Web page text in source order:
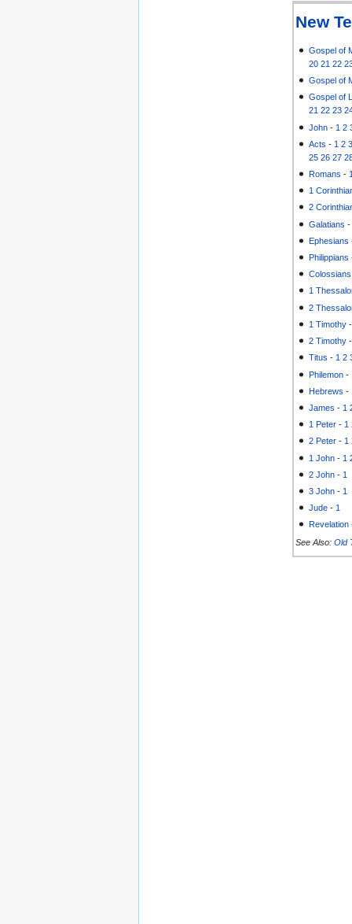
New
Gospel of
20 21 22
Gospel of
Gospel of
21 22 23
John - 1 2
Acts - 1 2
25 26 27
Romans -
1
2
Galatians
Ephesians
Philippians
Colossians
1
2
1 Timothy
2 Timothy
Titus - 1 2
Philemon -
Hebrews -
James - 1
1 Peter - 1
2 Peter - 1
1 John - 1
2 John - 1
3 John - 1
Jude - 1
Revelation
See Also: Old